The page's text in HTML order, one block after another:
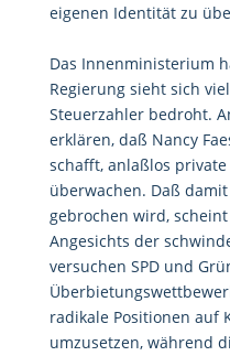
eigenen Identität zu
Das Innenministerium
Regierung sieht sich
Steuerzahler bedroht.
erklären, daß Nancy
schafft, anlaßlos
überwachen. Daß
gebrochen wird,
Angesichts der
versuchen SPD und
radikale Positionen auf
umzusetzen, während